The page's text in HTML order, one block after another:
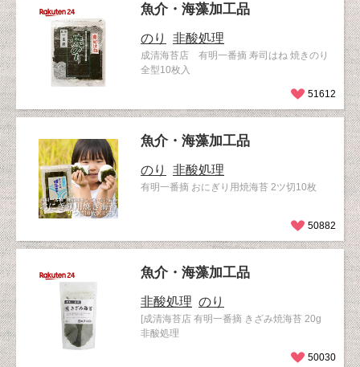
魚介・海藻加工品
のり 非酸処理
成清海苔店 有明一番摘 寿司はね 焼きのり
全型10枚入
51612
魚介・海藻加工品
のり 非酸処理
有明一番摘 おにぎり用焼海苔 2ツ切10枚
50882
魚介・海藻加工品
非酸処理 のり
[成清海苔店 有明一番摘 きざみ焼海苔 20g
非酸処理
50030